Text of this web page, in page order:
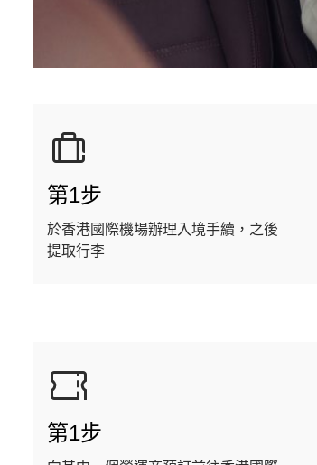
第1步
於香港國際機場辦理入境手續，之後
提取行李
第1步